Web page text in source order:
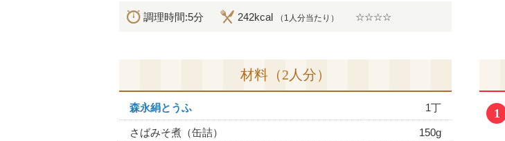
調理時間:5分 242kcal （1人分当たり） ☆☆☆☆
材料（2人分）
森永絹とうふ 1丁
さばみそ煮（缶詰） 150g
1